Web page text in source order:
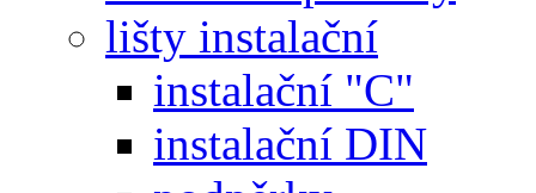
lišty instalační
instalační "C"
instalační DIN